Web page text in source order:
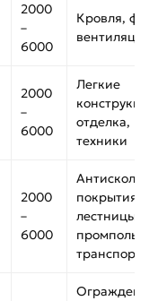
2000
–
6000
Кровля,
2000
–
6000
Легкие
отделка,
техники
2000
–
6000
покрытия,
лестницы,
промполы,
транспорт